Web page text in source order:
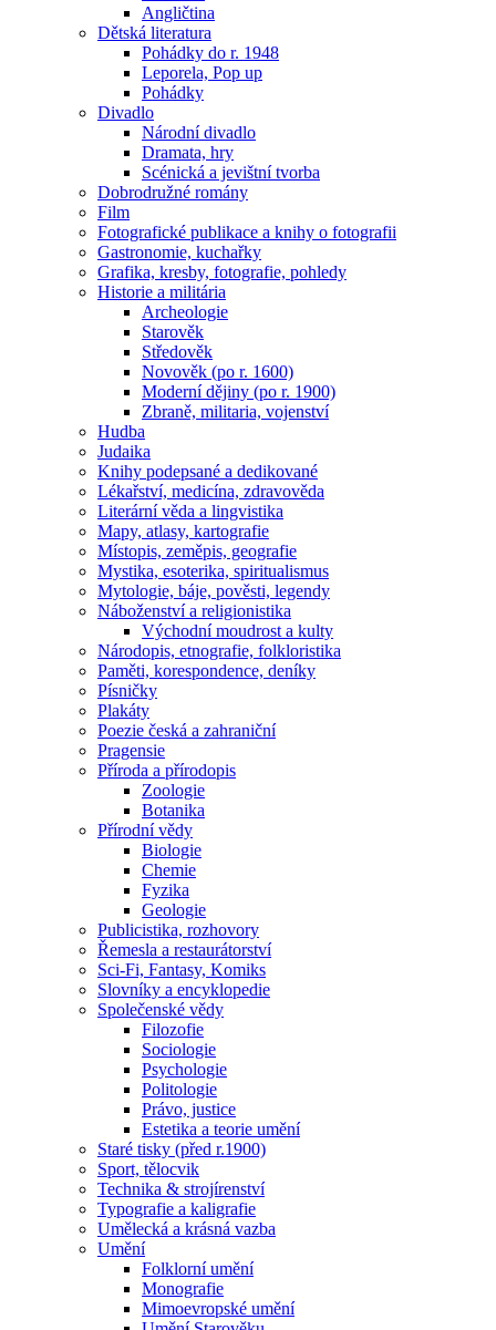
Angličtina
Dětská literatura
Pohádky do r. 1948
Leporela, Pop up
Pohádky
Divadlo
Národní divadlo
Dramata, hry
Scénická a jevištní tvorba
Dobrodružné romány
Film
Fotografické publikace a knihy o fotografii
Gastronomie, kuchařky
Grafika, kresby, fotografie, pohledy
Historie a militária
Archeologie
Starověk
Středověk
Novověk (po r. 1600)
Moderní dějiny (po r. 1900)
Zbraně, militaria, vojenství
Hudba
Judaika
Knihy podepsané a dedikované
Lékařství, medicína, zdravověda
Literární věda a lingvistika
Mapy, atlasy, kartografie
Místopis, zeměpis, geografie
Mystika, esoterika, spiritualismus
Mytologie, báje, pověsti, legendy
Náboženství a religionistika
Východní moudrost a kulty
Národopis, etnografie, folkloristika
Paměti, korespondence, deníky
Písničky
Plakáty
Poezie česká a zahraniční
Pragensie
Příroda a přírodopis
Zoologie
Botanika
Přírodní vědy
Biologie
Chemie
Fyzika
Geologie
Publicistika, rozhovory
Řemesla a restaurátorství
Sci-Fi, Fantasy, Komiks
Slovníky a encyklopedie
Společenské vědy
Filozofie
Sociologie
Psychologie
Politologie
Právo, justice
Estetika a teorie umění
Staré tisky (před r.1900)
Sport, tělocvik
Technika & strojírenství
Typografie a kaligrafie
Umělecká a krásná vazba
Umění
Folklorní umění
Monografie
Mimoevropské umění